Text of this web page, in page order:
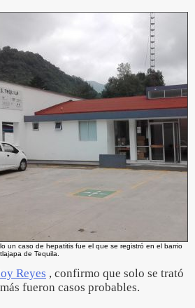
un caso de hepatitis fue el que se registró en el barrio
de Tequila.
Reyes , confirmo que solo se trató
fueron casos probables.